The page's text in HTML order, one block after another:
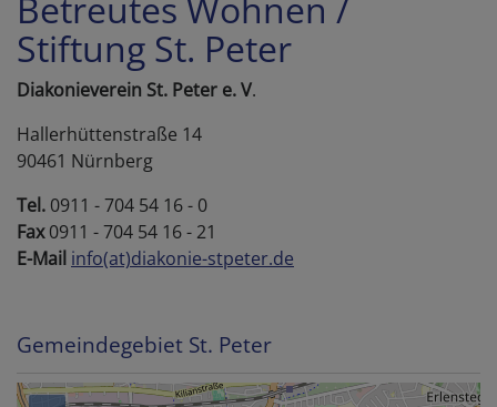
Stiftung St. Peter
Diakonieverein St. Peter e. V.
Hallerhüttenstraße 14
90461 Nürnberg
Tel. 0911 - 704 54 16 - 0
Fax0911 - 704 54 16 - 21
E-Mail info(at)diakonie-stpeter.de
Gemeindegebiet St. Peter